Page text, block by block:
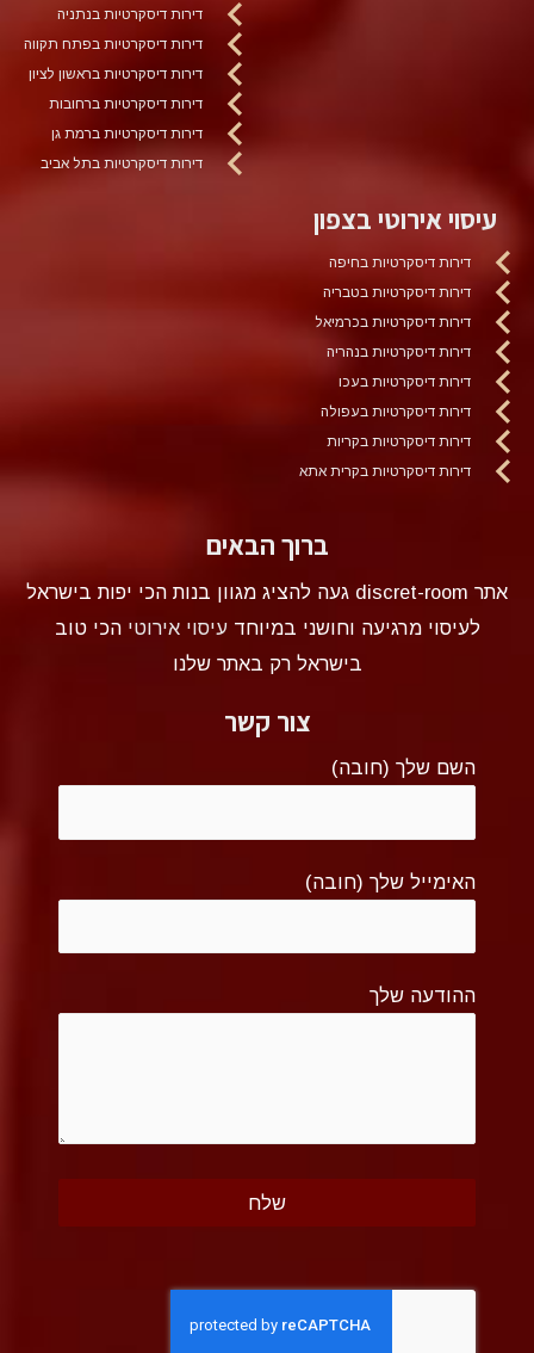
דירות דיסקרטיות בנתניה
דירות דיסקרטיות בפתח תקווה
דירות דיסקרטיות בראשון לציון
דירות דיסקרטיות ברחובות
דירות דיסקרטיות ברמת גן
דירות דיסקרטיות בתל אביב
עיסוי אירוטי בצפון
דירות דיסקרטיות בחיפה
דירות דיסקרטיות בטבריה
דירות דיסקרטיות בכרמיאל
דירות דיסקרטיות בנהריה
דירות דיסקרטיות בעכו
דירות דיסקרטיות בעפולה
דירות דיסקרטיות בקריות
דירות דיסקרטיות בקרית אתא
ברוך הבאים
אתר discret-room געה להציג מגוון בנות הכי יפות בישראל
לעיסוי מרגיעה וחושני במיוחדעיסוי אירוטי הכי טוב
בישראל רק באתר שלנו
צור קשר
השם שלך (חובה)
האימייל שלך (חובה)
ההודעה שלך